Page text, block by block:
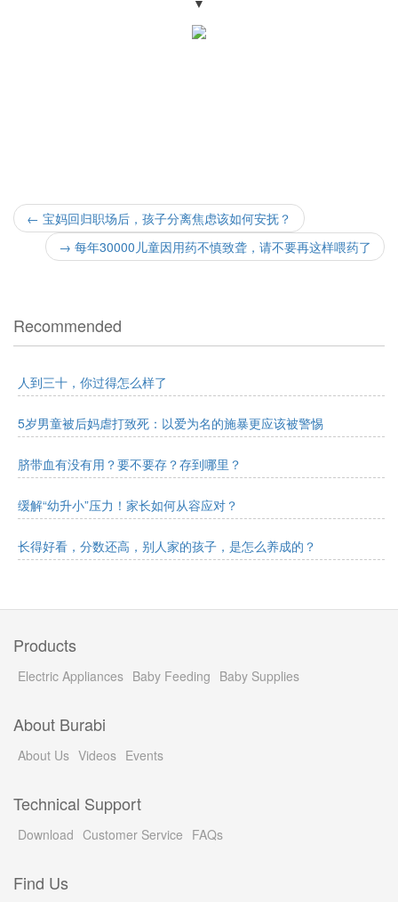
← 宝妈回归职场后，孩子分离焦虑该如何安抚？
→ 每年30000儿童因用药不慎致聋，请不要再这样喂药了
Recommended
人到三十，你过得怎么样了
5岁男童被后妈虐打致死：以爱为名的施暴更应该被警惕
脐带血有没有用？要不要存？存到哪里？
缓解“幼升小”压力！家长如何从容应对？
长得好看，分数还高，别人家的孩子，是怎么养成的？
Products
Electric Appliances Baby Feeding Baby Supplies
About Burabi
About Us Videos Events
Technical Support
Download Customer Service FAQs
Find Us